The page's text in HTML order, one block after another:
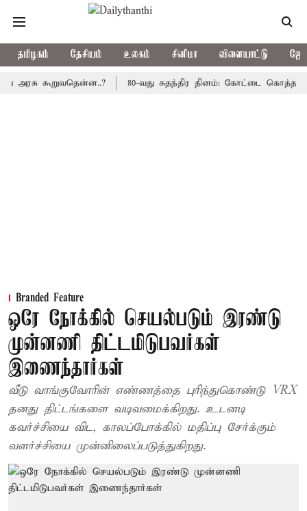
தமிழகம் தேசியம் உலகம் சினிமா விளையாட்டு
கூறுவதென்ன..? 80-வது சுதந்திர தினம்: கோட்டை கொத்தளத்தில்
Branded Feature
ஒரே நோக்கில் செயல்படும் இரண்டு
முன்னணி திட்டமிடுபவர்கள்
இணைந்தார்கள்
வீடு வாங்குவோரின் எண்ணத்தை புரிந்துகொண்டு VRX
தனது திட்டங்களை வடிவமைக்கிறது. உடனடி
கவர்ச்சியை விட, காலப்போக்கில் மதிப்பு சேர்க்கும்
வளர்ச்சியை முன்னிலைப்படுத்துகிறது.